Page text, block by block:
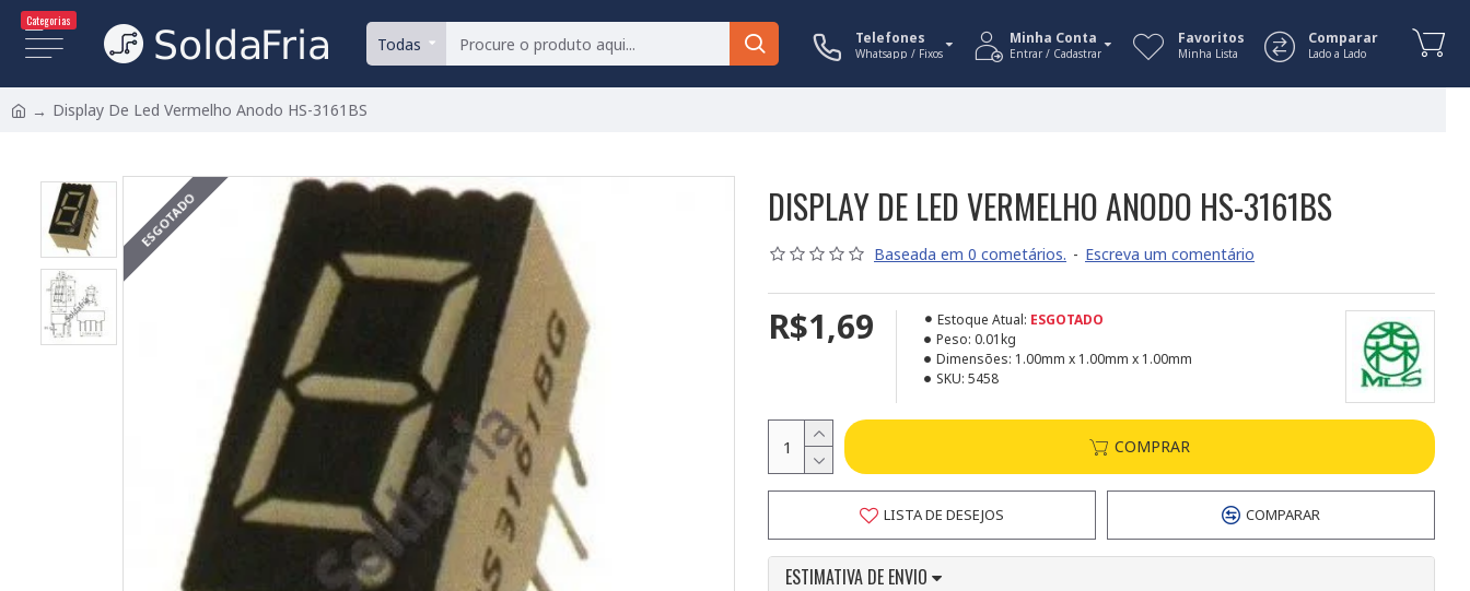
Categorias
Todas Telefones
Whatsapp / Fixos
Minha Conta
Entrar / Cadastrar
Favoritos
Minha Lista
Comparar
Lado a Lado
Display De Led Vermelho Anodo HS-3161BS
ESGOTADO DISPLAY DE LED VERMELHO ANODO HS-3161BS
Baseada em 0 cometários. - Escreva um comentário
R$1,69 Estoque Atual: ESGOTADO
Peso: 0.01kg
Dimensões: 1.00mm x 1.00mm x 1.00mm
SKU: 5458
COMPRAR
LISTA DE DESEJOS COMPARAR
ESTIMATIVA DE ENVIO